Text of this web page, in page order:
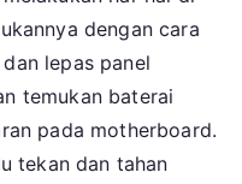
dengan cara
lepas panel
temukan baterai
pada motherboard.
tekan dan tahan